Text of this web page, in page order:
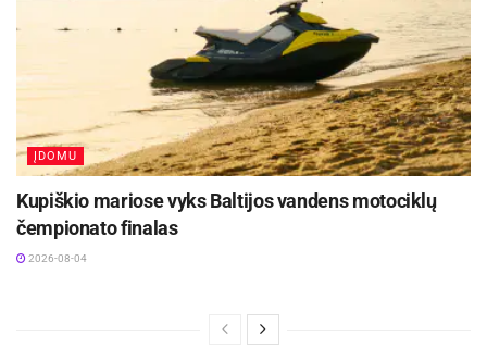
ĮDOMU
Kupiškio mariose vyks Baltijos vandens motociklų
čempionato finalas
2026-08-04